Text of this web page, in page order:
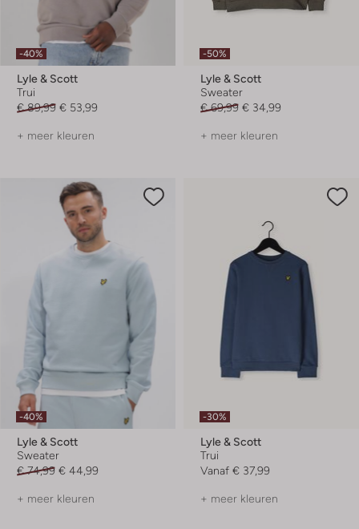
-40%
Lyle & Scott
Trui
€ 89,99 € 53,99
+ meer kleuren
-50%
Lyle & Scott
Sweater
€ 69,99 € 34,99
+ meer kleuren
-40%
Lyle & Scott
Sweater
€ 74,99 € 44,99
+ meer kleuren
-30%
Lyle & Scott
Trui
Vanaf € 37,99
+ meer kleuren